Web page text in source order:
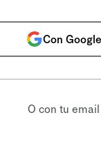
Con Google
O con tu email